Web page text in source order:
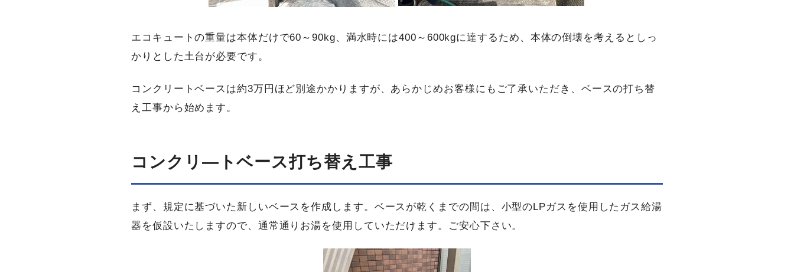
エコキュートの重量は本体だけで60～90kg、満水時には400～600kgに達するため、本体の倒壊を考えるとしっ
かりとした土台が必要です。
コンクリートベースは約3万円ほど別途かかりますが、あらかじめお客様にもご了承いただき、ベースの打ち替
え工事から始めます。
コンクリ―トベース打ち替え工事
まず、規定に基づいた新しいベースを作成します。ベースが乾くまでの間は、小型のLPガスを使用したガス給湯
器を仮設いたしますので、通常通りお湯を使用していただけます。ご安心下さい。